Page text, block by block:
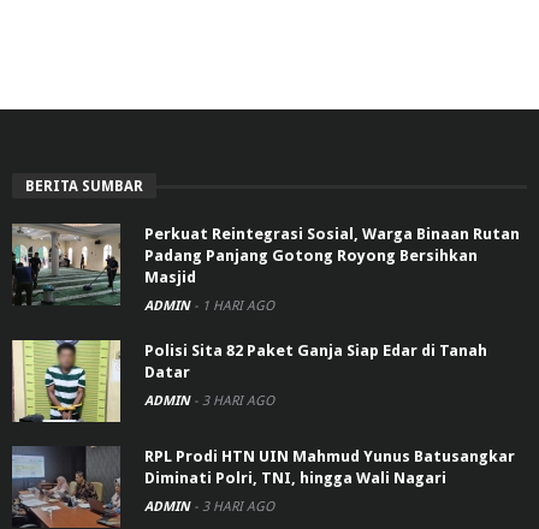
BERITA SUMBAR
Perkuat Reintegrasi Sosial, Warga Binaan Rutan
Padang Panjang Gotong Royong Bersihkan
Masjid
ADMIN - 1 HARI AGO
Polisi Sita 82 Paket Ganja Siap Edar di Tanah
Datar
ADMIN - 3 HARI AGO
RPL Prodi HTN UIN Mahmud Yunus Batusangkar
Diminati Polri, TNI, hingga Wali Nagari
ADMIN - 3 HARI AGO